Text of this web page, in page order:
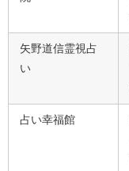
矢野道信霊視占
い
占い幸福館